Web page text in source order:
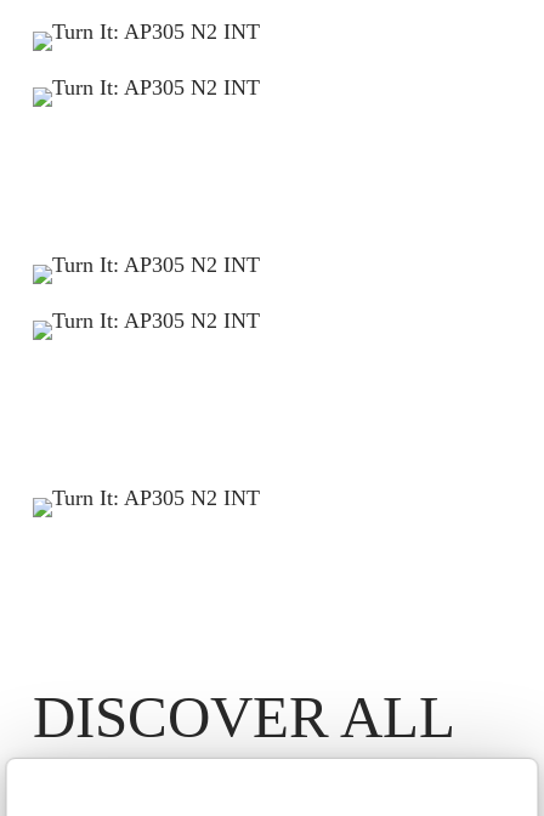
DISCOVER ALL
THE MODELS IN